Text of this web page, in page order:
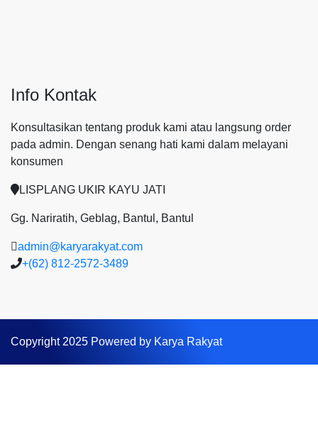
Info Kontak
Konsultasikan tentang produk kami atau langsung order
pada admin. Dengan senang hati kami dalam melayani
konsumen
LISPLANG UKIR KAYU JATI
Gg. Nariratih, Geblag, Bantul, Bantul
admin@karyarakyat.com
+(62) 812-2572-3489
Copyright 2025 Powered by Karya Rakyat